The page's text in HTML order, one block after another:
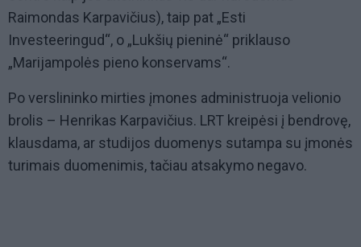
Raimondas Karpavičius), taip pat „Esti
Investeeringud“, o „Lukšių pieninė“ priklauso
„Marijampolės pieno konservams“.
Po verslininko mirties įmones administruoja velionio
brolis – Henrikas Karpavičius. LRT kreipėsi į bendrovę,
klausdama, ar studijos duomenys sutampa su įmonės
turimais duomenimis, tačiau atsakymo negavo.